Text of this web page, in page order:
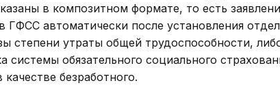
в композитном формате, то есть
ГФСС автоматически после установления
степени утраты общей трудоспособности,
системы обязательного социального
безработного.